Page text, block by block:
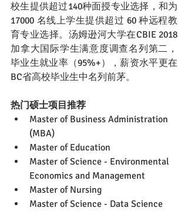
校生提供超过140种面授专业选择，和为
17000 名线上学生提供超过 60 种远程教
育专业选择。汤姆逊河大学在CBIE 2018
加拿大国际学生满意度调查名列第二，
毕业生就业率（95%+），薪资水平更在
BC省高校毕业生中名列前茅。
热门硕士项目推荐
Master of Business Administration
(MBA)
Master of Education
Master of Science - Environmental
Economics and Management
Master of Nursing
Master of Science - Data Science